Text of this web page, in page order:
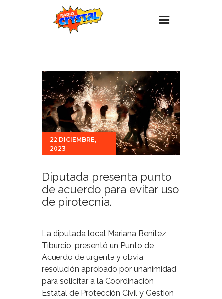
Estaciones
Eventos
Promociones
Noticias
Para ti
22 DICIEMBRE,
2023
Diputada presenta punto
de acuerdo para evitar uso
de pirotecnia.
La diputada local Mariana Benítez
Tiburcio, presentó un Punto de
Acuerdo de urgente y obvia
resolución aprobado por unanimidad
para solicitar a la Coordinación
Estatal de Protección Civil y Gestión